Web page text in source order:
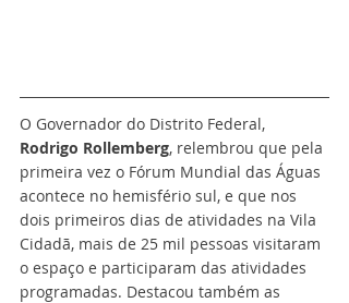
O Governador do Distrito Federal,
Rodrigo Rollemberg, relembrou que pela
primeira vez o Fórum Mundial das Águas
acontece no hemisfério sul, e que nos
dois primeiros dias de atividades na Vila
Cidadã, mais de 25 mil pessoas visitaram
o espaço e participaram das atividades
programadas. Destacou também as